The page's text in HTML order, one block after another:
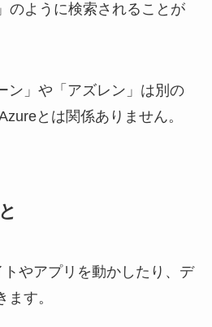
のように検索されることが
ン」や「アズレン」は別の
とは関係ありません。
やアプリを動かしたり、デ
す。